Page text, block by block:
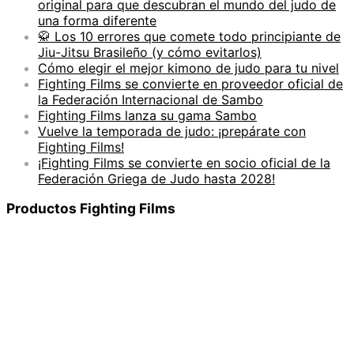
original para que descubran el mundo del judo de
una forma diferente
🥋 Los 10 errores que comete todo principiante de
Jiu-Jitsu Brasileño (y cómo evitarlos)
Cómo elegir el mejor kimono de judo para tu nivel
Fighting Films se convierte en proveedor oficial de
la Federación Internacional de Sambo
Fighting Films lanza su gama Sambo
Vuelve la temporada de judo: ¡prepárate con
Fighting Films!
¡Fighting Films se convierte en socio oficial de la
Federación Griega de Judo hasta 2028!
Productos Fighting Films